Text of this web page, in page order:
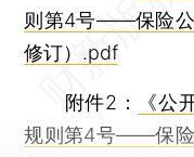
则第4号——保险公
修订）.pdf
附件2：
《公
规则第4号——保险